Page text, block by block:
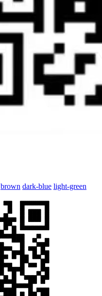
brown dark-blue light-green